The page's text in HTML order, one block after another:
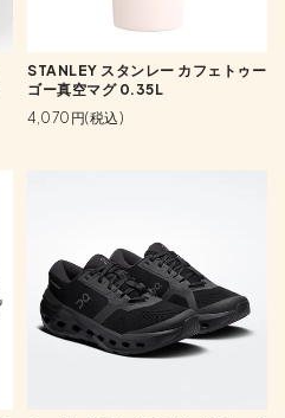
STANLEY スタンレー カフェトゥー
ゴー真空マグ 0.35L
4,070円(税込)